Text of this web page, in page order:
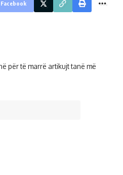
Facebook
për të marrë artikujt tanë më